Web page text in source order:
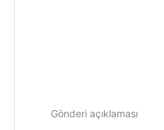
Gönderi açıklaması